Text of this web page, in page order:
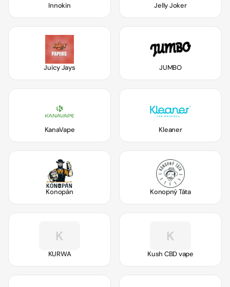
Innokin Jelly Joker
Juicy Jays JUMBO
KanaVape Kleaner
Konopán Konopný Táta
K
KURWA
K
Kush CBD vape